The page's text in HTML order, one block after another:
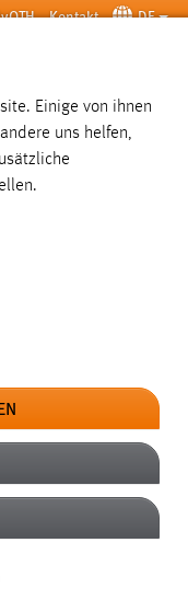
Kontakt DE
SUCHE
Einige von ihnen
uns helfen,